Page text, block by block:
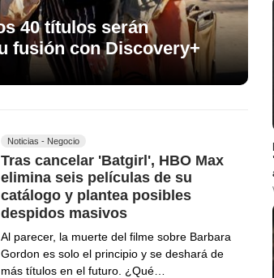
40 títulos serán
fusión con Discovery+
Noticias - Negocio
Tras cancelar 'Batgirl', HBO Max
elimina seis películas de su
catálogo y plantea posibles
despidos masivos
Al parecer, la muerte del filme sobre Barbara
Gordon es solo el principio y se deshará de
más títulos en el futuro. ¿Qué…